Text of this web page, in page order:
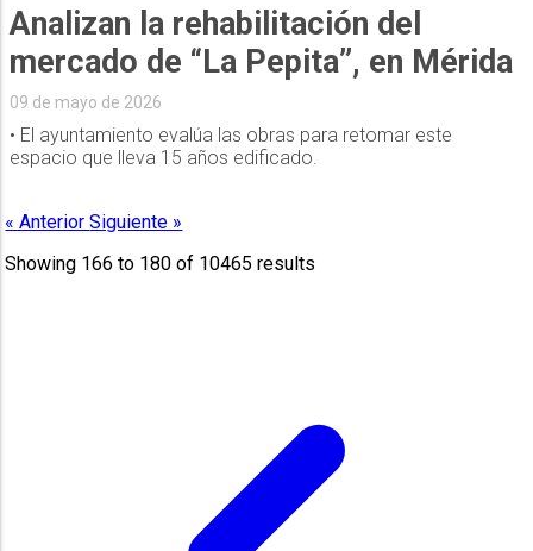
Analizan la rehabilitación del
mercado de “La Pepita”, en Mérida
09 de mayo de 2026
• El ayuntamiento evalúa las obras para retomar este
espacio que lleva 15 años edificado.
« AnteriorSiguiente »
Showing 166 to 180 of 10465 results